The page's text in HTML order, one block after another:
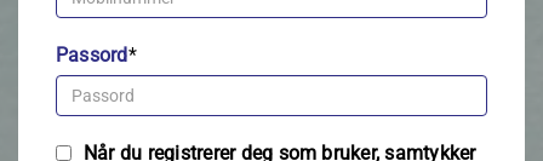
Passord*
Når du registrerer deg som bruker, samtykker